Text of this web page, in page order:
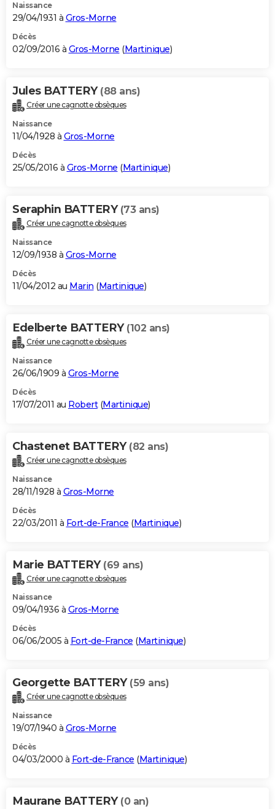
Naissance
29/04/1931 à Gros-Morne
Décès
02/09/2016 à Gros-Morne (Martinique)
Jules BATTERY (88 ans)
Créer une cagnotte obsèques
Naissance
11/04/1928 à Gros-Morne
Décès
25/05/2016 à Gros-Morne (Martinique)
Seraphin BATTERY (73 ans)
Créer une cagnotte obsèques
Naissance
12/09/1938 à Gros-Morne
Décès
11/04/2012 au Marin (Martinique)
Edelberte BATTERY (102 ans)
Créer une cagnotte obsèques
Naissance
26/06/1909 à Gros-Morne
Décès
17/07/2011 au Robert(Martinique)
Chastenet BATTERY (82 ans)
Créer une cagnotte obsèques
Naissance
28/11/1928 à Gros-Morne
Décès
22/03/2011 à Fort-de-France (Martinique)
Marie BATTERY (69 ans)
Créer une cagnotte obsèques
Naissance
09/04/1936 à Gros-Morne
Décès
06/06/2005 à Fort-de-France (Martinique)
Georgette BATTERY (59 ans)
Créer une cagnotte obsèques
Naissance
19/07/1940 à Gros-Morne
Décès
04/03/2000 à Fort-de-France (Martinique)
Maurane BATTERY (0 an)